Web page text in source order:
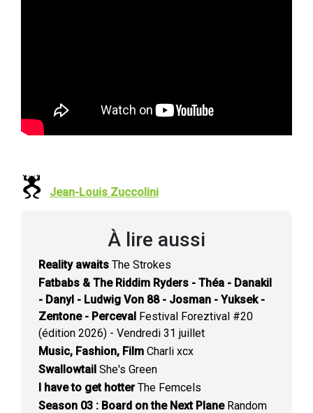
Jean-Louis Zuccolini
À lire aussi
Reality awaits The Strokes
Fatbabs & The Riddim Ryders - Théa - Danakil
- Danyl - Ludwig Von 88 - Josman - Yuksek -
Zentone - Perceval Festival Foreztival #20
(édition 2026) - Vendredi 31 juillet
Music, Fashion, Film Charli xcx
Swallowtail She's Green
I have to get hotterThe Femcels
Season 03 : Board on the Next PlaneRandom